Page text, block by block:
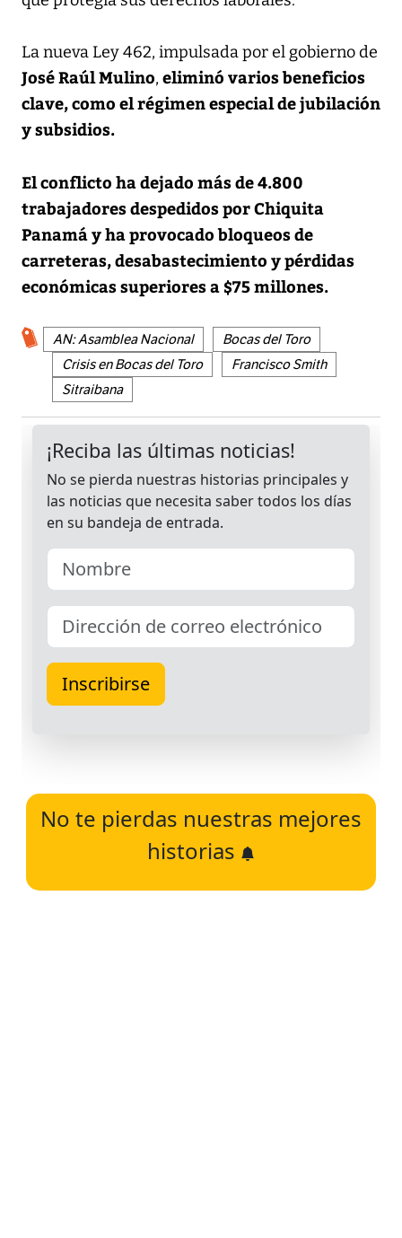
La nueva Ley 462, impulsada por el gobierno de
José Raúl Mulino, eliminó varios beneficios
clave, como el régimen especial de jubilación
y subsidios.
El conflicto ha dejado más de 4.800
trabajadores despedidos por Chiquita
Panamá y ha provocado bloqueos de
carreteras, desabastecimiento y pérdidas
económicas superiores a $75 millones.
AN: Asamblea Nacional
Bocas del Toro
Crisis en Bocas del Toro
Francisco Smith
Sitraibana
No te pierdas nuestras mejores
historias